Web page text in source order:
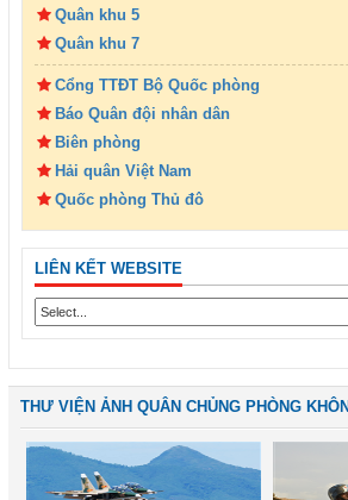
Quân khu 5
Quân khu 7
Cổng TTĐT Bộ Quốc phòng
Báo Quân đội nhân dân
Biên phòng
Hải quân Việt Nam
Quốc phòng Thủ đô
LIÊN KẾT WEBSITE
THƯ VIỆN ẢNH QUÂN CHỦNG PHÒNG